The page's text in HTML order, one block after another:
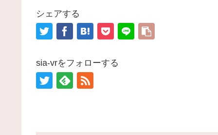
シェアする
sia-vrをフォローする